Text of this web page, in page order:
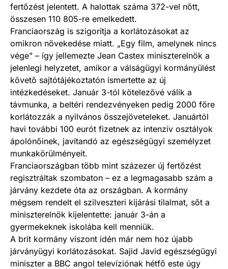
fertőzést jelentett. A halottak száma 372-vel nőtt,
összesen 110 805-re emelkedett.
Franciaország is szigorítja a korlátozásokat az
omikron növekedése miatt. „Egy film, amelynek nincs
vége” – így jellemezte Jean Castex miniszterelnök a
jelenlegi helyzetet, amikor a válságügyi kormányülést
követő sajtótájékoztatón ismertette az új
intézkedéseket. Január 3-tól kötelezővé válik a
távmunka, a beltéri rendezvényeken pedig 2000 főre
korlátozzák a nyilvános összejöveteleket. Januártól
havi további 100 eurót fizetnek az intenzív osztályok
ápolónőinek, javítandó az egészségügyi személyzet
munkakörülményeit.
Franciaországban több mint százezer új fertőzést
regisztráltak szombaton – ez a legmagasabb szám a
járvány kezdete óta az országban. A kormány
mégsem rendelt el szilveszteri kijárási tilalmat, sőt a
miniszterelnök kijelentette: január 3-án a
gyermekeknek iskolába kell menniük.
A brit kormány viszont idén már nem hoz újabb
járványügyi korlátozásokat. Sajid Javid egészségügyi
miniszter a BBC angol televíziónak hétfő este úgy